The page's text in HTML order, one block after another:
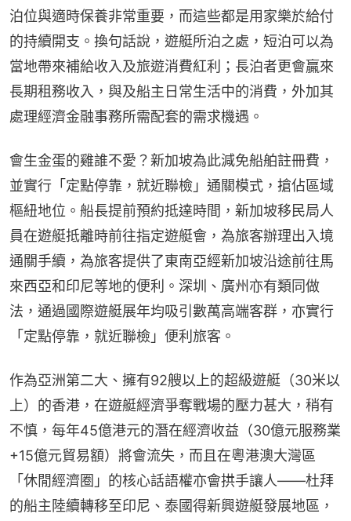
泊位與適時保養非常重要，而這些都是用家樂於給付
的持續開支。換句話說，遊艇所泊之處，短泊可以為
當地帶來補給收入及旅遊消費紅利；長泊者更會贏來
長期租務收入，與及船主日常生活中的消費，外加其
處理經濟金融事務所需配套的需求機遇。
會生金蛋的雞誰不愛？新加坡為此減免船舶註冊費，
並實行「定點停靠，就近聯檢」通關模式，搶佔區域
樞紐地位。船長提前預約抵達時間，新加坡移民局人
員在遊艇抵離時前往指定遊艇會，為旅客辦理出入境
通關手續，為旅客提供了東南亞經新加坡沿途前往馬
來西亞和印尼等地的便利。深圳、廣州亦有類同做
法，通過國際遊艇展年均吸引數萬高端客群，亦實行
「定點停靠，就近聯檢」便利旅客。
作為亞洲第二大、擁有92艘以上的超級遊艇（30米以
上）的香港，在遊艇經濟爭奪戰場的壓力甚大，稍有
不慎，每年45億港元的潛在經濟收益（30億元服務業
+15億元貿易額）將會流失，而且在粵港澳大灣區
「休閒經濟圈」的核心話語權亦會拱手讓人——杜拜
的船主陸續轉移至印尼、泰國得新興遊艇發展地區，